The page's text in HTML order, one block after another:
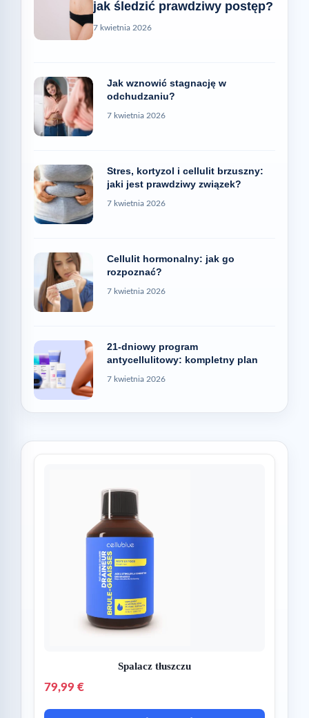
jak śledzić prawdziwy postęp?
7 kwietnia 2026
Jak wznowić stagnację w
odchudzaniu?
7 kwietnia 2026
Stres, kortyzol i cellulit brzuszny:
jaki jest prawdziwy związek?
7 kwietnia 2026
Cellulit hormonalny: jak go
rozpoznać?
7 kwietnia 2026
21-dniowy program
antycellulitowy: kompletny plan
7 kwietnia 2026
Spalacz tłuszczu
79,99 €